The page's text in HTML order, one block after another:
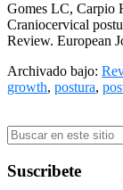
Gomes LC, Carpio
Craniocervical
Review. European
Archivado bajo:
growth, postura,
Barra
lateral
primaria
Buscar
en
este
sitio
Suscribete